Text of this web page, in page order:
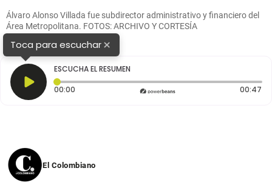
Álvaro Alonso Villada fue subdirector administrativo y financiero del
Área Metropolitana. FOTOS: ARCHIVO Y CORTESÍA
Toca para escuchar×
ESCUCHA EL RESUMEN
00:00 Tiempo transcurrido: 0 segundos 00:47
El Colombiano